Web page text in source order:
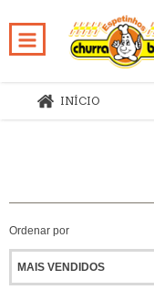
INÍCIO
Ordenar por